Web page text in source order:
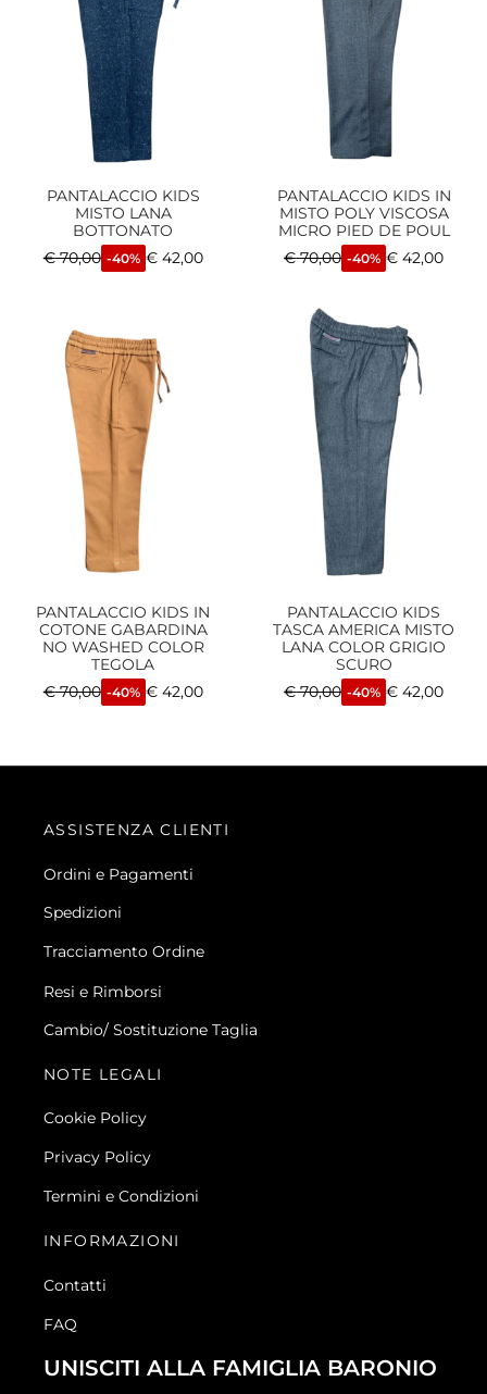
PANTALACCIO KIDS
MISTO LANA
BOTTONATO
€70,00 -40% €42,00
PANTALACCIO KIDS IN
MISTO POLY VISCOSA
MICRO PIED DE POUL
€70,00 -40% € 42,00
PANTALACCIO KIDS IN
COTONE GABARDINA
NO WASHED COLOR
TEGOLA
€70,00 -40% €42,00
PANTALACCIO KIDS
TASCA AMERICA MISTO
LANA COLOR GRIGIO
SCURO
€70,00 -40% € 42,00
ASSISTENZA CLIENTI
Ordini e Pagamenti
Spedizioni
Tracciamento Ordine
Resi e Rimborsi
Cambio/ Sostituzione Taglia
NOTE LEGALI
Cookie Policy
Privacy Policy
Termini e Condizioni
INFORMAZIONI
Contatti
FAQ
UNISCITI ALLA FAMIGLIA BARONIO